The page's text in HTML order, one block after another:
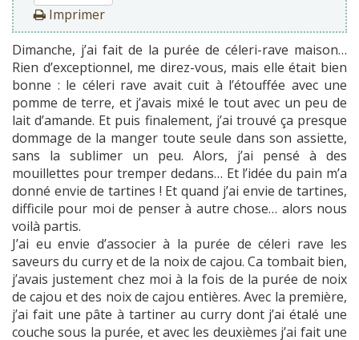
Imprimer
Dimanche, j’ai fait de la purée de céleri-rave maison…
Rien d’exceptionnel, me direz-vous, mais elle était bien
bonne : le céleri rave avait cuit à l’étouffée avec une
pomme de terre, et j’avais mixé le tout avec un peu de
lait d’amande. Et puis finalement, j’ai trouvé ça presque
dommage de la manger toute seule dans son assiette,
sans la sublimer un peu. Alors, j’ai pensé à des
mouillettes pour tremper dedans… Et l’idée du pain m’a
donné envie de tartines ! Et quand j’ai envie de tartines,
difficile pour moi de penser à autre chose… alors nous
voilà partis.
J’ai eu envie d’associer à la purée de céleri rave les
saveurs du curry et de la noix de cajou. Ca tombait bien,
j’avais justement chez moi à la fois de la purée de noix
de cajou et des noix de cajou entières. Avec la première,
j’ai fait une pâte à tartiner au curry dont j’ai étalé une
couche sous la purée, et avec les deuxièmes j’ai fait une